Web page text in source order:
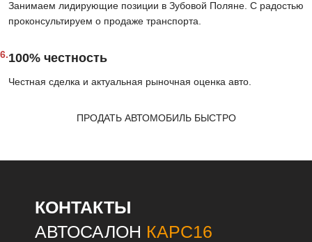
Занимаем лидирующие позиции в Зубовой Поляне. С радостью
проконсультируем о продаже транспорта.
6.100% честность
Честная сделка и актуальная рыночная оценка авто.
ПРОДАТЬ АВТОМОБИЛЬ БЫСТРО
КОНТАКТЫ
АВТОСАЛОН КАРС16